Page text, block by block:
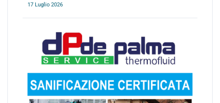
17 Luglio 2026